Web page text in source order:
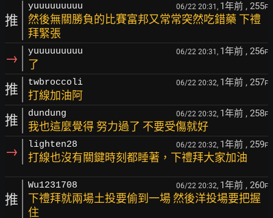
推
yuuuuuuuuu 06/22 20:31, 1年前 , 255F
然後無關勝負的比賽富邦又常常突然吃錯藥 下禮
拜緊張
→ yuuuuuuuuu 06/22 20:31, 1年前 , 256F
了
推 twbroccoli 06/22 20:32, 1年前 , 257F
打線加油阿
推 dundung 06/22 20:32, 1年前 , 258F
我也這麼覺得 努力過了 不要受傷就好
→ lighten28 06/22 20:32, 1年前 , 259F
打線也沒有關鍵時刻都睡著，下禮拜大家加油
推
Wu1231708 06/22 20:32, 1年前 , 260F
下禮拜就兩場土投要偷到一場 然後洋投場要把握
住